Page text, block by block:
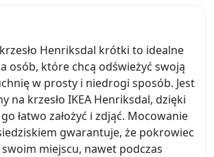
Henriksdal krótki to idealne
osób, które chcą odświeżyć swoją
w prosty i niedrogi sposób. Jest
na krzesło IKEA Henriksdal, dzięki
łatwo założyć i zdjąć. Mocowanie
gwarantuje, że pokrowiec
miejscu, nawet podczas